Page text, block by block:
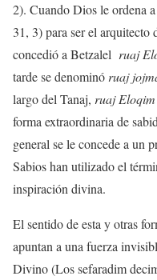
2). Cuando Dios le ordena
31, 3) para ser el
concedió a Betzalel ruaj
tarde se denominó ruaj
largo del Tanaj, ruaj Eloqim
forma extraordinaria de
general se le concede a un
Sabios han utilizado el
inspiración divina.
El sentido de esta y otras
apuntan a una fuerza
Divino (Los sefaradim